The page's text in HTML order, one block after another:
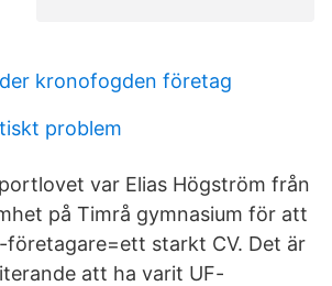
kronofogden företag
problem
var Elias Högström från
på Timrå gymnasium för att
företagare=ett starkt CV. Det är
att ha varit UF-